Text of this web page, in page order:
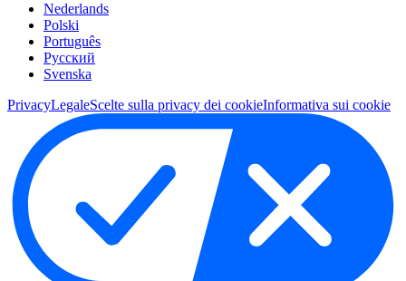
Nederlands
Polski
Português
Pусский
Svenska
PrivacyLegaleScelte sulla privacy dei cookieInformativa sui cookie